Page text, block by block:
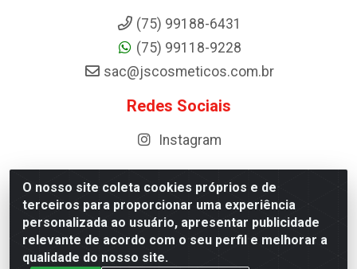
O nosso site coleta cookies próprios e de
terceiros para proporcionar uma experiência
personalizada ao usuário, apresentar publicidade
relevante de acordo com o seu perfil e melhorar a
qualidade do nosso site.
(75) 99188-6431
(75) 99118-9228
sac@jscosmeticos.com.br
Redes Sociais
Instagram
Distribuidora de Cosméticos Antoneto LTDA - BA-052,
km 87 - Industrial, Ipirá - BA, 44600-000 - CNPJ
10.984.107/0001-75